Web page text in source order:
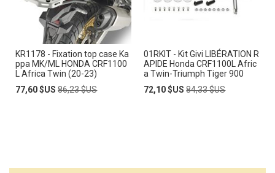
KR1178 - Fixation top case Ka
ppa MK/ML HONDA CRF1100
L Africa Twin (20-23)
Prix
77,60 $US Prix
86,23 $US
01RKIT - Kit Givi LIBÉRATION R
APIDE Honda CRF1100L Afric
a Twin-Triumph Tiger 900
Prix
72,10 $US Prix
84,33 $US